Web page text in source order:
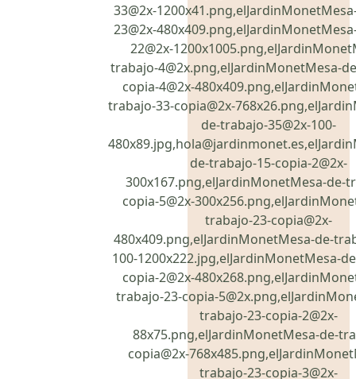
33@2x-
23@2x-
22@2x-
trabajo-4@2x.png,elJardinMonetMesa-
copia-4@2x-
trabajo-33-copia@2x-
de-trabajo-35@2x-100-
de-trabajo-15-copia-2@2x-
300x167.png,elJardinMonetMesa-de-
copia-5@2x-
trabajo-23-copia@2x-
480x409.png,elJardinMonetMesa-de-
100-1200x222.jpg,elJardinMonetMesa-
copia-2@2x-
trabajo-23-copia-
trabajo-23-copia-2@2x-
88x75.png,elJardinMonetMesa-de-
copia@2x-
trabajo-23-copia-3@2x-